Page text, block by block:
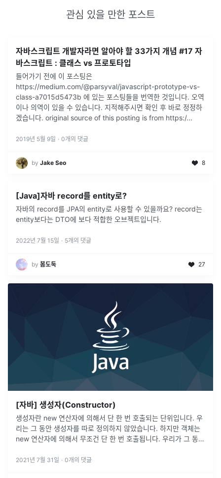
관심 있을 만한 포스트
자바스크립트 개발자라면 알아야 할 33가지 개념 #17 자
바스크립트 : 클래스 vs 프로토타입
들어가기 전에 이 포스팅은
https://medium.com/@parsyval/javascript-prototype-vs-
class-a7015d5473b 에 있는 포스팅들을 번역한 것입니다. 오역
이나 의역이 있을 수 있습니다. 지적해주시면 확인 후 바로 정정하
겠습니다. original source of this posting is from https:/...
2019년 5월 9일 · 0개의 댓글
by Jake Seo 8
[Java]자바 record를 entity로?
자바의 record를 JPA의 entity로 사용할 수 있을까요? record는
entity보다는 DTO에 보다 적합한 오브젝트입니다.
2022년 7월 15일 · 5개의 댓글
by 봄도둑 27
[자바] 생성자(Constructor)
생성자란 new 연산자에 의해서 단 한 번 호출되는 단위입니다. 우
리는 그 동안 생성자를 따로 정의하지 않았습니다. 하지만 객체는
new 연산자에 의해서 무조건 단 한 번 호출됩니다. 우리가 그 동안
체는...
2021년 7월 31일 · 0개의 댓글